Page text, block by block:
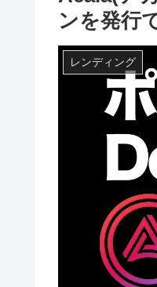
ンを発行
レンディング